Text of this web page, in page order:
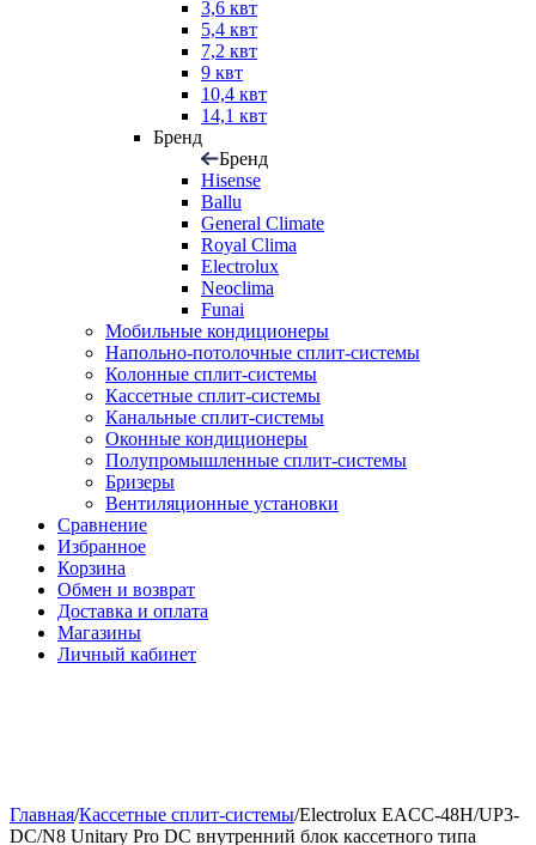
3,6 квт
5,4 квт
7,2 квт
9 квт
10,4 квт
14,1 квт
Бренд
Бренд
Hisense
Ballu
General Climate
Royal Clima
Electrolux
Neoclima
Funai
Мобильные кондиционеры
Напольно-потолоч​ные ​сплит-системы
Колонные ​​сплит-системы
Кассетные сплит-системы
Канальные сплит-системы
Оконные кондиционеры
Полупромышленные сплит-системы
Бризеры
Вентиляционные установки
Сравнение
Избранное
Корзина
Обмен и возврат
Доставка и оплата
Магазины
Личный кабинет
Главная/Кассетные сплит-системы/Electrolux EACC-48H/UP3-
DC/N8 Unitary Pro DC внутренний блок кассетного типа